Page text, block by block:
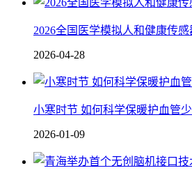
2026全国医学模拟人和健康传
2026-04-28
小寒时节 如何科学保暖护血管
2026-01-09